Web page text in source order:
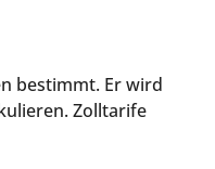
bestimmt. Er wird
Zolltarife